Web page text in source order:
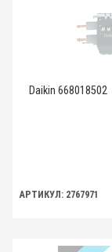
Daikin 668018502
АРТИКУЛ: 2767971